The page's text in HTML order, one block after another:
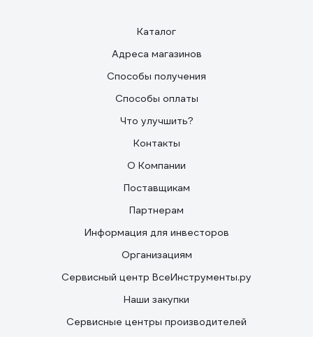
Каталог
Адреса магазинов
Способы получения
Способы оплаты
Что улучшить?
Контакты
О Компании
Поставщикам
Партнерам
Информация для инвесторов
Организациям
Сервисный центр ВсеИнструменты.ру
Наши закупки
Сервисные центры производителей